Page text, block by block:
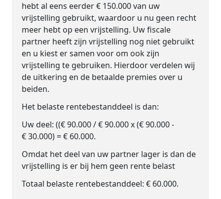
hebt al eens eerder € 150.000 van uw
vrijstelling gebruikt, waardoor u nu geen recht
meer hebt op een vrijstelling. Uw fiscale
partner heeft zijn vrijstelling nog niet gebruikt
en u kiest er samen voor om ook zijn
vrijstelling te gebruiken. Hierdoor verdelen wij
de uitkering en de betaalde premies over u
beiden.
Het belaste rentebestanddeel is dan:
Uw deel: ((€ 90.000 / € 90.000 x (€ 90.000 -
€ 30.000) = € 60.000.
Omdat het deel van uw partner lager is dan de
vrijstelling is er bij hem geen rente belast
Totaal belaste rentebestanddeel: € 60.000.